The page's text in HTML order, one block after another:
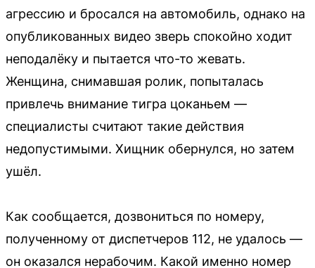
агрессию и бросался на автомобиль, однако на
опубликованных видео зверь спокойно ходит
неподалёку и пытается что-то жевать.
Женщина, снимавшая ролик, попыталась
привлечь внимание тигра цоканьем —
специалисты считают такие действия
недопустимыми. Хищник обернулся, но затем
ушёл.
Как сообщается, дозвониться по номеру,
полученному от диспетчеров 112, не удалось —
он оказался нерабочим. Какой именно номер